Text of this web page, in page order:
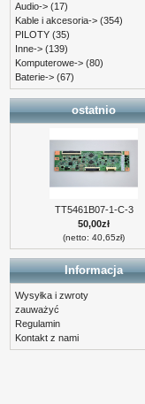
Audio-> (17)
Kable i akcesoria-> (354)
PILOTY (35)
Inne-> (139)
Komputerowe-> (80)
Baterie-> (67)
ostatnio
TT5461B07-1-C-3
50,00zł
(netto: 40,65zł)
Informacja
Wysyłka i zwroty
zauważyć
Regulamin
Kontakt z nami